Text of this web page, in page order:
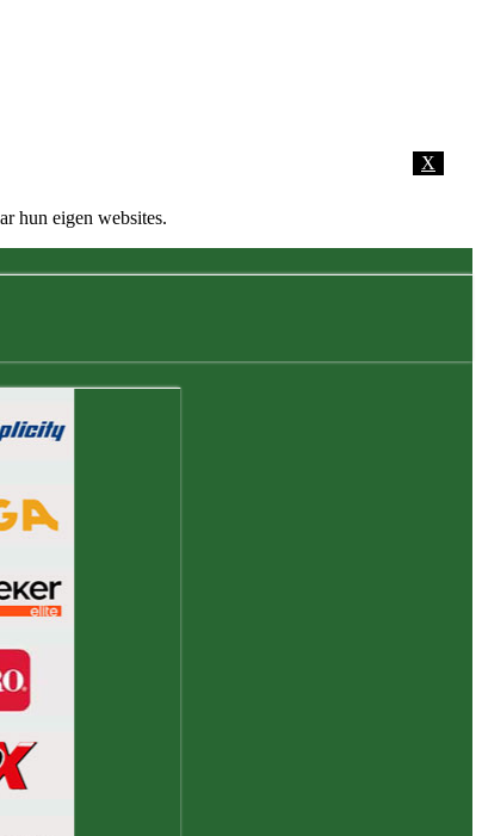
X
hun eigen websites.